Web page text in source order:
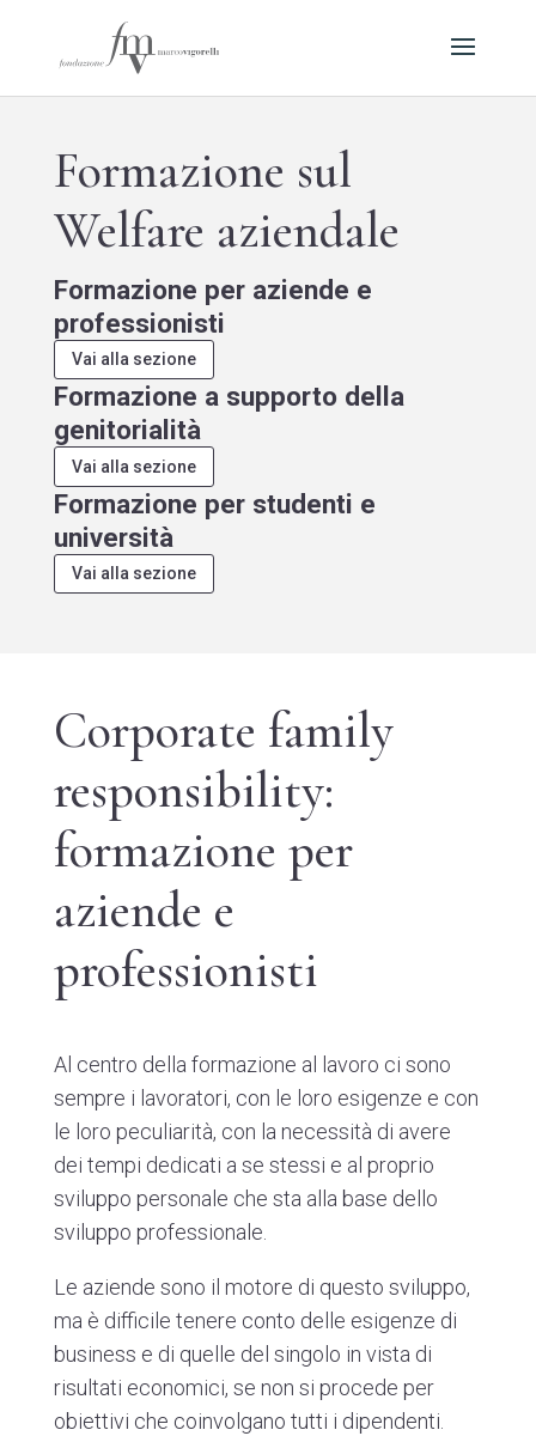
Formazione sul
Welfare aziendale
Formazione per aziende e
professionisti
Vai alla sezione
Formazione a supporto della
genitorialità
Vai alla sezione
Formazione per studenti e
università
Vai alla sezione
Corporate family
responsibility:
formazione per
aziende e
professionisti
Al centro della formazione al lavoro ci sono
sempre i lavoratori, con le loro esigenze e con
le loro peculiarità, con la necessità di avere
dei tempi dedicati a se stessi e al proprio
sviluppo personale che sta alla base dello
sviluppo professionale.
Le aziende sono il motore di questo sviluppo,
ma è difficile tenere conto delle esigenze di
business e di quelle del singolo in vista di
risultati economici, se non si procede per
obiettivi che coinvolgano tutti i dipendenti.